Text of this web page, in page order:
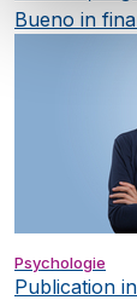
Bueno in
Psychologie
Publication